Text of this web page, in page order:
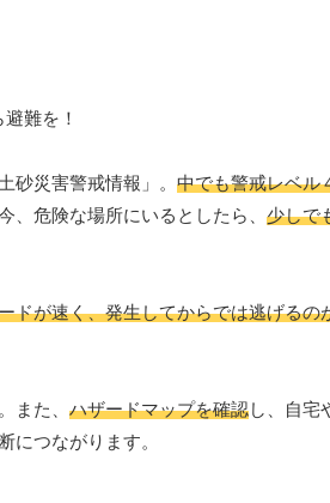
砂災害警戒情報」。 中でも警戒レベル
、危険な場所にいるとしたら、 少しで
ドが速く、発生してからでは逃げるの
。また、 ハザードマップを確認し、自宅
につながります。